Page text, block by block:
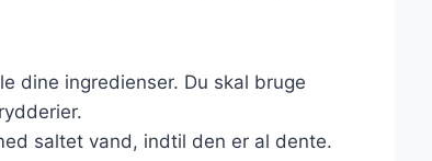
dine ingredienser. Du skal bruge
saltet vand, indtil den er al dente.